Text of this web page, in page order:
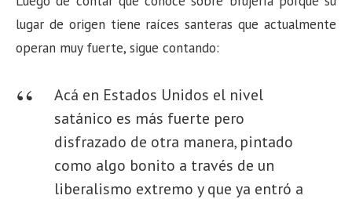
lugar de origen tiene raíces santeras que actualmente
operan muy fuerte, sigue contando:
Acá en Estados Unidos el nivel
satánico es más fuerte pero
disfrazado de otra manera, pintado
como algo bonito a través de un
liberalismo extremo y que ya entró a